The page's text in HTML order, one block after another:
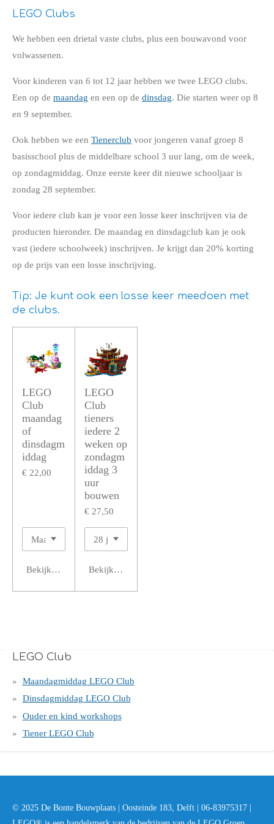
LEGO Clubs
We hebben een drietal vaste clubs, plus een bouwavond voor
volwassenen.
Voor kinderen van 6 tot 12 jaar hebben we twee LEGO clubs.
Een op de maandag en een op de dinsdag. Die starten weer op 8
en 9 september.
Ook hebben we een Tienerclub voor jongeren vanaf groep 8
basisschool plus de middelbare school 3 uur lang, om de week,
op zondagmiddag. Onze eerste keer dit nieuwe schooljaar is
zondag 28 september.
Voor iedere club kan je voor een losse keer inschrijven via de
producten hieronder. De maandag en dinsdagclub kan je ook
vast (iedere schoolweek) inschrijven. Je krijgt dan 20% korting
op de prijs van een losse inschrijving.
Tip: Je kunt ook een losse keer meedoen met
de clubs.
LEGO
Club
maandag
of
dinsdagm
iddag
€ 22,00
Bekijk details
LEGO
Club
tieners
iedere 2
weken op
zondagm
iddag 3
uur
bouwen
€ 27,50
Bekijk details
LEGO Club
Maandagmiddag LEGO Club
Dinsdagmiddag LEGO Club
Ouder en kind workshops
Tiener LEGO Club
© 2025 De Bonte Bouwplaats | Oosteinde 183, Delft | 06-83975317 |